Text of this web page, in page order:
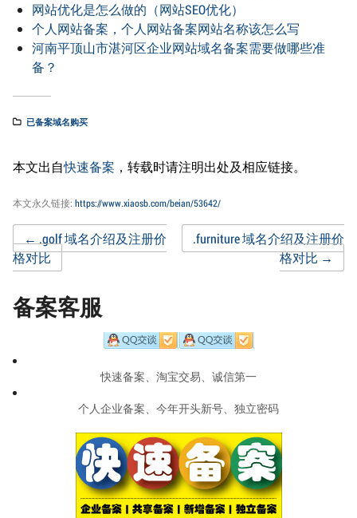
网站优化是怎么做的（网站SEO优化）
个人网站备案，个人网站备案网站名称该怎么写
河南平顶山市湛河区企业网站域名备案需要做哪些准
备？
已备案域名购买
本文出自快速备案 ，转载时请注明出处及相应链接。
本文永久链接: https://www.xiaosb.com/beian/53642/
Post
navigation
← .golf 域名介绍及注册价
格对比
.furniture 域名介绍及注册价
格对比→
备案客服
快速备案、淘宝交易、诚信第一
个人企业备案、今年开头新号、独立密码